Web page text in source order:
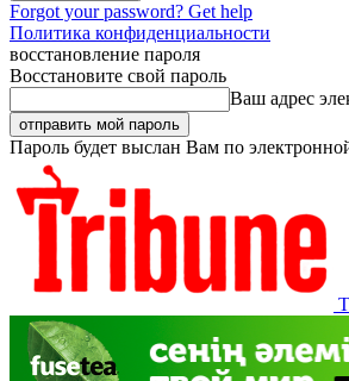
Forgot your password? Get help
Политика конфиденциальности
восстановление пароля
Восстановите свой пароль
Ваш адрес
Пароль будет выслан Вам по